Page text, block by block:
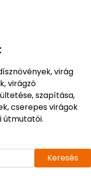
virág
virágzó
szapítása,
cserepes virágok
útmutatói.
Keresés